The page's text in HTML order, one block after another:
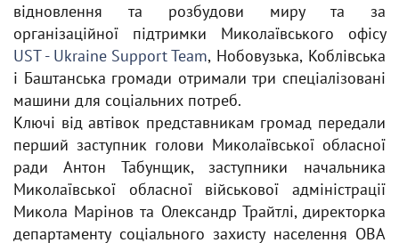
відновлення та розбудови миру та за
організаційної підтримки Миколаївського офісу
UST - Ukraine Support Team, Нобовузька, Коблівська
і Баштанська громади отримали три спеціалізовані
машини для соціальних потреб.
Ключі від автівок представникам громад передали
перший заступник голови Миколаївської обласної
ради Антон Табунщик, заступники начальника
Миколаївської обласної військової адміністрації
Микола Марінов та Олександр Трайтлі, директорка
департаменту соціального захисту населення ОВА